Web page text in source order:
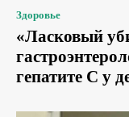
Здоровье
«Ласковый
гепатите С у